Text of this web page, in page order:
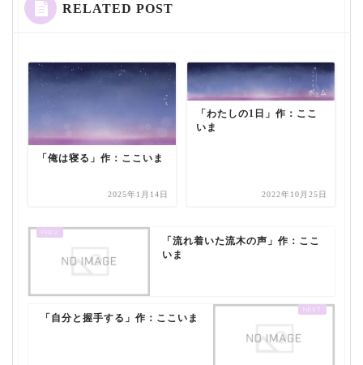
RELATED POST
「俺は寝る」作：ここいま
2025年1月14日
「わたしの1日」作：ここ
いま
2022年10月25日
「流れ着いた流木の声」作：ここ
いま
「自分と握手する」作：ここいま